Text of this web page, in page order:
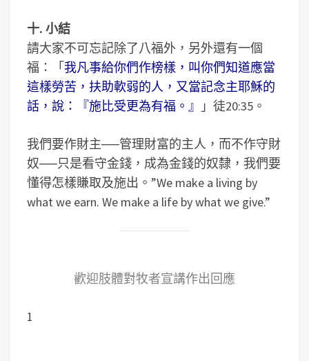
十. 小結
請大家不可忘記除了八福外，另外還有一個
福：「我凡事給你們作榜樣，叫你們知道應當
這樣勞苦，扶助軟弱的人，又當記念主耶穌的
話，說：『施比受更為有福。』
」徒20:35。
我們要作財主──管理財富的主人，而不作守財
奴──只是看守金錢，成為金錢的奴隸，我們要
懂得怎樣賺取及施出。”We make a living by
what we earn. We make a life by what we give.”
歡迎肢體對牧者宣講作出回應
1